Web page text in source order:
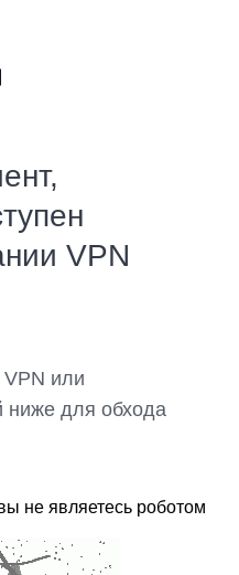
VPN
или
ниже для обхода
не являетесь роботом